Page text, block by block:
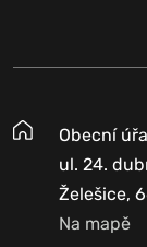
Obecní
ul. 24.
Želešice,
Na mapě